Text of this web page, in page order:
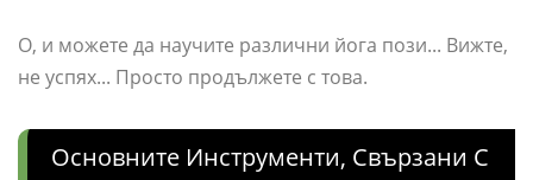
О, и можете да научите различни йога пози... Вижте,
не успях... Просто продължете с това.
Основните Инструменти, Свързани С